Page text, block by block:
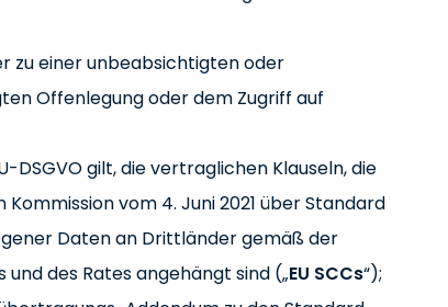
zu einer unbeabsichtigten oder
Offenlegung oder dem Zugriff auf
DSGVO gilt, die vertraglichen Klauseln, die
vom 4. Juni 2021 über Standard
Daten an Drittländer gemäß der
des Rates angehängt sind („EU SCCs“);